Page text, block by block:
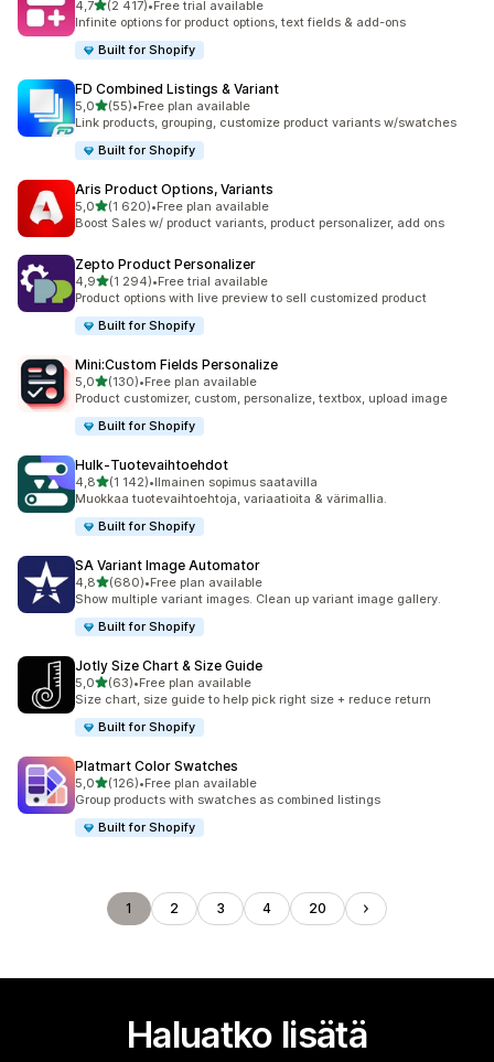
4,7/ 5 tähteä
(2 417)
2417 arvostelua yhteensä
•Free trial available
Infinite options for product options, text fields & add-ons
Built for Shopify
FD Combined Listings & Variant
5,0/ 5 tähteä
(55)
55 arvostelua yhteensä
•Free plan available
Link products, grouping, customize product variants w/swatches
Built for Shopify
Aris Product Options, Variants
5,0/ 5 tähteä
(1 620)
1620 arvostelua yhteensä
•Free plan available
Boost Sales w/ product variants, product personalizer, add ons
Zepto Product Personalizer
4,9/ 5 tähteä
(1 294)
1294 arvostelua yhteensä
•Free trial available
Product options with live preview to sell customized product
Built for Shopify
Mini:Custom Fields Personalize
5,0/ 5 tähteä
(130)
130 arvostelua yhteensä
•Free plan available
Product customizer, custom, personalize, textbox, upload image
Built for Shopify
Hulk‑Tuotevaihtoehdot
4,8/ 5 tähteä
(1 142)
1142 arvostelua yhteensä
•Ilmainen sopimus saatavilla
Muokkaa tuote­vaihtoehtoja, variaatioita & värimallia.
Built for Shopify
SA Variant Image Automator
4,8/ 5 tähteä
(680)
680 arvostelua yhteensä
•Free plan available
Show multiple variant images. Clean up variant image gallery.
Built for Shopify
Jotly Size Chart & Size Guide
5,0/ 5 tähteä
(63)
63 arvostelua yhteensä
•Free plan available
Size chart, size guide to help pick right size + reduce return
Built for Shopify
Platmart Color Swatches
5,0/ 5 tähteä
(126)
126 arvostelua yhteensä
•Free plan available
Group products with swatches as combined listings
Built for Shopify
1 2 3 4 20
Haluatko lisätä